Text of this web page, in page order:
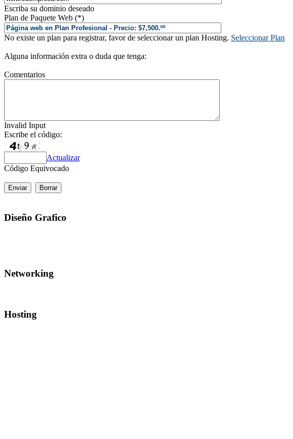
Escriba su dominio deseado
Plan de Paquete Web (*)
No existe un plan para registrar, favor de seleccionar un plan Hosting. Seleccionar Plan
Alguna información extra o duda que tenga:
Comentarios
Invalid Input
Escribe el código:
Actualizar
Código Equivocado
Diseño Grafico
Networking
Hosting